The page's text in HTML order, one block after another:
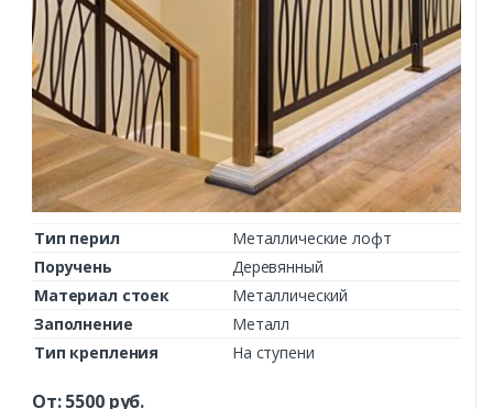
Тип перил
Металлические лофт
Поручень
Деревянный
Материал стоек
Металлический
Заполнение
Металл
Тип крепления
На ступени
От:5500руб.